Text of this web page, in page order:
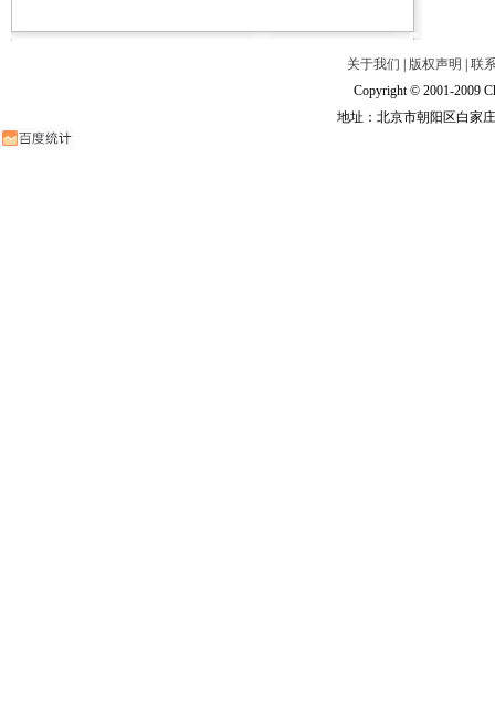
关于我们 版权声明
联
Copyright © 2001-2009
地址：北京市朝阳区白家